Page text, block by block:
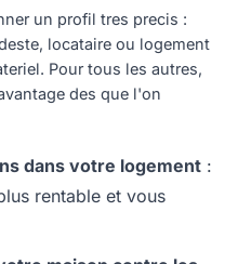
un profil tres precis :
locataire ou logement
Pour tous les autres,
des que l'on
dans votre logement :
rentable et vous